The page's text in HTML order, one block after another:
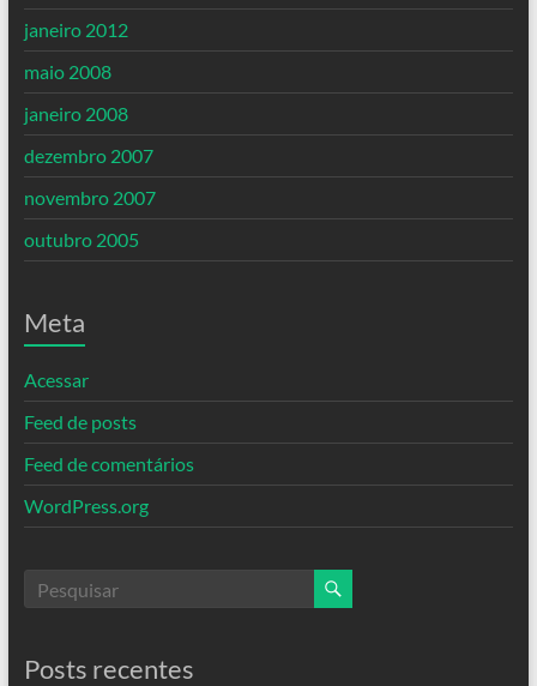
janeiro 2012
maio 2008
janeiro 2008
dezembro 2007
novembro 2007
outubro 2005
Meta
Acessar
Feed de posts
Feed de comentários
WordPress.org
Posts recentes